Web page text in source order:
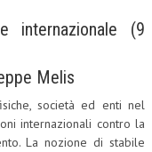
internazionale (9
Melis
società ed enti nel
internazionali contro la
La nozione di stabile